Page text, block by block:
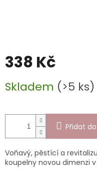
338 Kč
cena:
Skladem (>5 ks)
Přidat
Voňavý, pěstící a
koupelny novou dimenzi